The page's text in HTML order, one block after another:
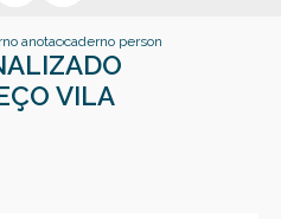
anotacoes personalizado
caderno personalizado
VILA